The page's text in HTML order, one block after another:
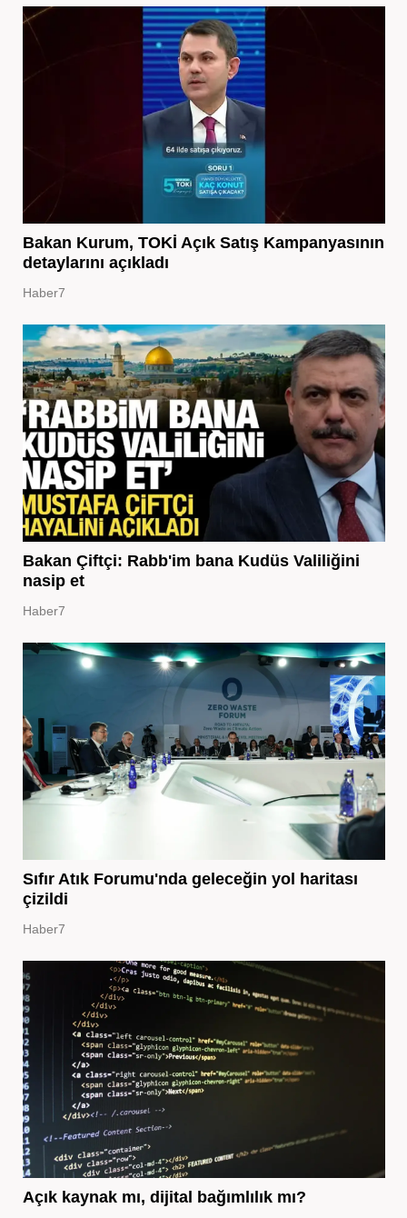
Bakan Kurum, TOKİ Açık Satış Kampanyasının
detaylarını açıkladı
Haber7
Bakan Çiftçi: Rabb'im bana Kudüs Valiliğini
nasip et
Haber7
Sıfır Atık Forumu'nda geleceğin yol haritası
çizildi
Haber7
Açık kaynak mı, dijital bağımlılık mı?